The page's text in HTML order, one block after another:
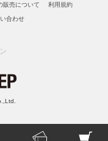
販売について 利用規約
合わせ